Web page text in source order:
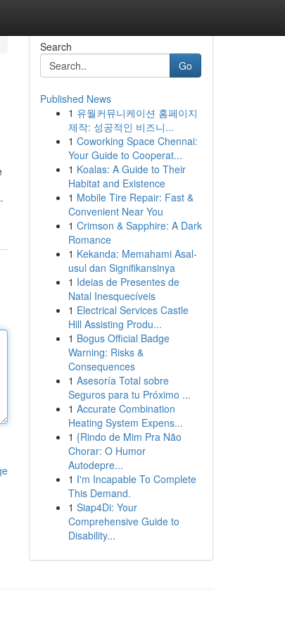
Search
Go
Published News
1 유월커뮤니케이션 홈페이지
제작: 성공적인 비즈니...
1 Coworking Space Chennai:
Your Guide to Cooperat...
1 Koalas: A Guide to Their
Habitat and Existence
1 Mobile Tire Repair: Fast &
Convenient Near You
1 Crimson & Sapphire: A Dark
Romance
1 Kekanda: Memahami Asal-
usul dan Signifikansinya
1 Ideias de Presentes de
Natal Inesquecíveis
1 Electrical Services Castle
Hill Assisting Produ...
1 Bogus Official Badge
Warning: Risks &
Consequences
1 Asesoría Total sobre
Seguros para tu Próximo ...
1 Accurate Combination
Heating System Expens...
1 {Rindo de Mim Pra Não
Chorar: O Humor
Autodepre...
1 I'm Incapable To Complete
This Demand.
1 Siap4Di: Your
Comprehensive Guide to
Disability...